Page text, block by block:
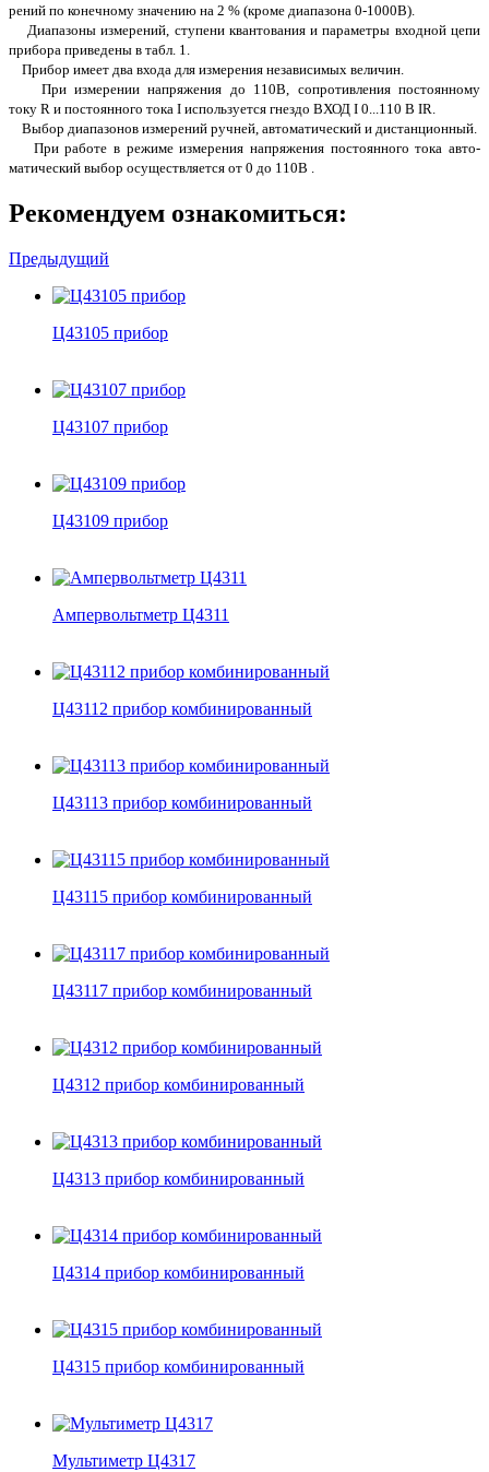
рений по конечному значению на 2 % (кроме диапазона 0-1000В).
Диапазоны измерений, ступени квантования и параметры входной цепи
прибора приведены в табл. 1.
Прибор имеет два входа для измерения независимых величин.
При измерении напряжения до 110В, сопротивления постоянному
току R и постоянного тока I используется гнездо ВХОД I 0...110 В IR.
Выбор диапазонов измерений ручней, автоматический и дистанцион­ный.
При работе в режиме измерения напряжения постоянного тока авто­
матический выбор осуществляется от 0 до 110В .
Рекомендуем ознакомиться:
Предыдущий
Ц43105 прибор
Ц43107 прибор
Ц43109 прибор
Ампервольтметр Ц4311
Ц43112 прибор комбинированный
Ц43113 прибор комбинированный
Ц43115 прибор комбинированный
Ц43117 прибор комбинированный
Ц4312 прибор комбинированный
Ц4313 прибор комбинированный
Ц4314 прибор комбинированный
Ц4315 прибор комбинированный
Мультиметр Ц4317